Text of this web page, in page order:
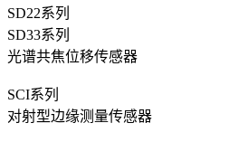
SD22系列
SD33系列
光谱共焦位移传感器
SCI系列
对射型边缘测量传感器